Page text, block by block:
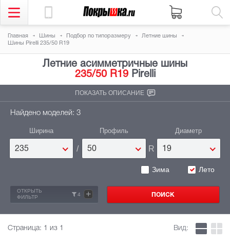
Главная Шины Подбор по типоразмеру
Летние шины
Шины Pirelli 235/50 R19
Летние асимметричные шины
235/50 R19Pirelli
ПОКАЗАТЬ ОПИСАНИЕ
Найдено моделей: 3
Ширина
235 /
Профиль
50 R
Диаметр
19
Зима Лето
ОТКРЫТЬ
ФИЛЬТР
4 +
Страница: 1 из 1 Вид: